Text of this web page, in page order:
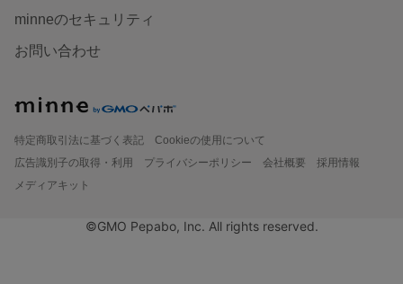
minneのセキュリティ
お問い合わせ
特定商取引法に基づく表記
Cookieの使用について
広告識別子の取得・利用
プライバシーポリシー 会社概要
採用情報
メディアキット
©GMO Pepabo, Inc. All rights reserved.